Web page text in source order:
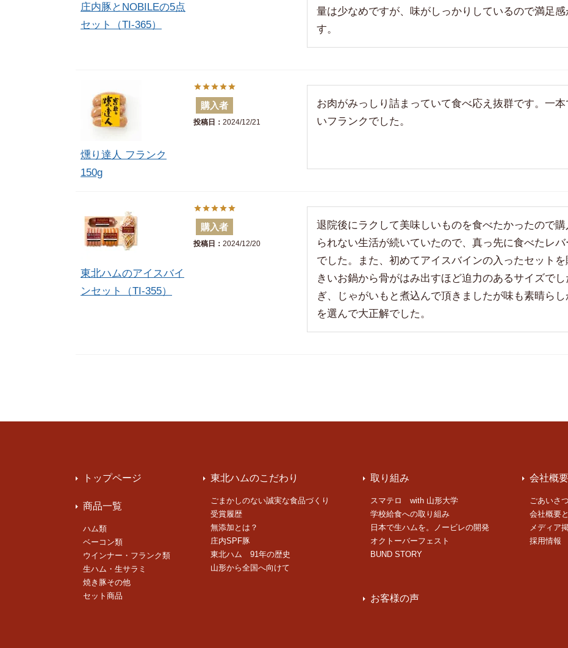
庄内豚とNOBILEの5点
セット（TI-365）
量は少なめですが、味がしっかりしているので満足
す。
燻り達人 フランク
150g
購入者
投稿日 2024/12/21
お肉がみっしり詰まっていて食べ応え抜群です。一
いフランクでした。
東北ハムのアイスバイ
ンセット（TI-355）
購入者
投稿日 2024/12/20
退院後にラクして美味しいものを食べたかったので
られない生活が続いていたので、真っ先に食べたレ
でした。また、初めてアイスバインの入ったセット
きいお鍋から骨がはみ出すほど迫力のあるサイズで
ぎ、じゃがいもと煮込んで頂きましたが味も素晴ら
を選んで大正解でした。
トップページ
商品一覧
ハム類
ベーコン類
ウインナー・フランク類
生ハム・生サラミ
焼き豚その他
セット商品
東北ハムのこだわり
ごまかしのない誠実な食品づくり
受賞履歴
無添加とは？
庄内SPF豚
東北ハム 91年の歴史
山形から全国へ向けて
取り組み
スマテロ with 山形大学
学校給食への取り組み
日本で生ハムを。ノービレの開発
オクトーバーフェスト
BUND STORY
お客様の声
会社概要
ごあいさつ
会社概要
メディア
採用情報